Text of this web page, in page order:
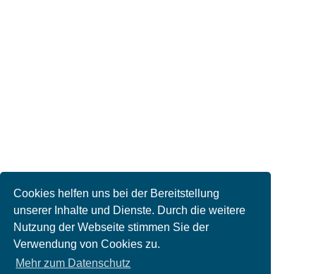
Cookies helfen uns bei der Bereitstellung
unserer Inhalte und Dienste. Durch die weitere
Nutzung der Webseite stimmen Sie der
Verwendung von Cookies zu.
Mehr zum Datenschutz